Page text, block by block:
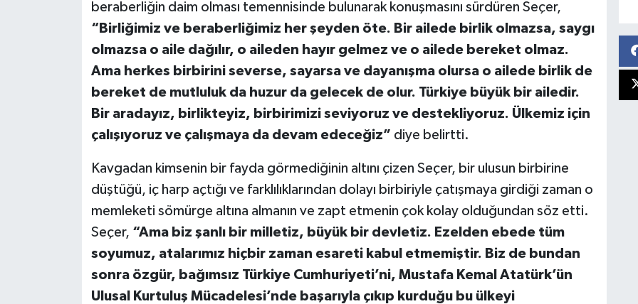
beraberliğin daim olması temennisinde bulunarak konuşmasını sürdüren Seçer,
“Birliğimiz ve beraberliğimiz her şeyden öte. Bir ailede birlik olmazsa, saygı
olmazsa o aile dağılır, o aileden hayır gelmez ve o ailede bereket olmaz.
Ama herkes birbirini severse, sayarsa ve dayanışma olursa o ailede birlik de
bereket de mutluluk da huzur da gelecek de olur. Türkiye büyük bir ailedir.
Bir aradayız, birlikteyiz, birbirimizi seviyoruz ve destekliyoruz. Ülkemiz için
çalışıyoruz ve çalışmaya da devam edeceğiz” diye belirtti.
Kavgadan kimsenin bir fayda görmediğinin altını çizen Seçer, bir ulusun birbirine
düştüğü, iç harp açtığı ve farklılıklarından dolayı birbiriyle çatışmaya girdiği zaman o
memleketi sömürge altına almanın ve zapt etmenin çok kolay olduğundan söz etti.
Seçer, “Ama biz şanlı bir milletiz, büyük bir devletiz. Ezelden ebede tüm
soyumuz, atalarımız hiçbir zaman esareti kabul etmemiştir. Biz de bundan
sonra özgür, bağımsız Türkiye Cumhuriyeti’ni, Mustafa Kemal Atatürk’ün
Ulusal Kurtuluş Mücadelesi’nde başarıyla çıkıp kurduğu bu ülkeyi